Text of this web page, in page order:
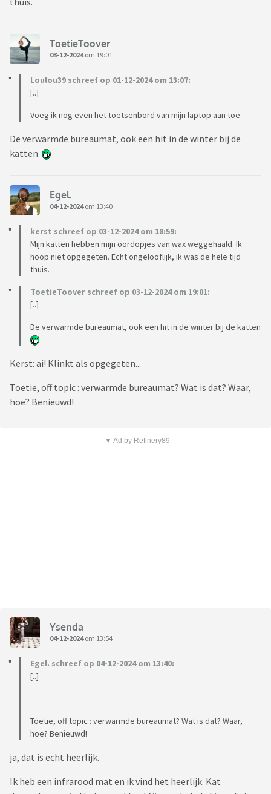
ToetieToover
03-12-2024om 19:01
Loulou39 schreef op 01-12-2024 om 13:07:
[..]
Voeg ik nog even het toetsenbord van mijn laptop aan toe
De verwarmde bureaumat, ook een hit in de winter bij de
katten
Egel.
04-12-2024om 13:40
kerst schreef op 03-12-2024 om 18:59:
Mijn katten hebben mijn oordopjes van wax weggehaald. Ik
hoop niet opgegeten. Echt ongelooflijk, ik was de hele tijd
thuis.
ToetieToover schreef op 03-12-2024 om 19:01:
[..]
De verwarmde bureaumat, ook een hit in de winter bij de katten
Kerst: ai! Klinkt als opgegeten...
Toetie, off topic : verwarmde bureaumat? Wat is dat? Waar,
hoe? Benieuwd!
▼ Ad by Refinery89
Ysenda
04-12-2024om 13:54
Egel. schreef op 04-12-2024 om 13:40:
[..]
Toetie, off topic : verwarmde bureaumat? Wat is dat? Waar,
hoe? Benieuwd!
ja, dat is echt heerlijk.
Ik heb een infrarood mat en ik vind het heerlijk. Kat